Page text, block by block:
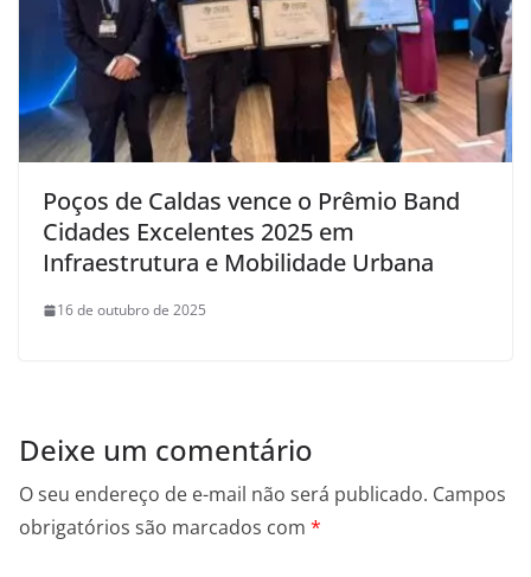
Poços de Caldas vence o Prêmio Band
Cidades Excelentes 2025 em
Infraestrutura e Mobilidade Urbana
16 de outubro de 2025
Deixe um comentário
O seu endereço de e-mail não será publicado. Campos
obrigatórios são marcados com *